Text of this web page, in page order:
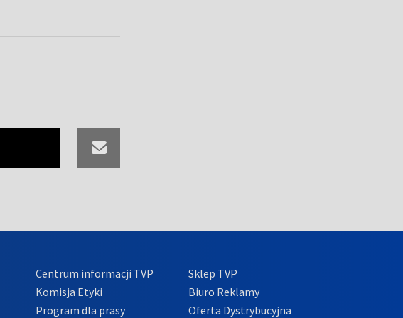
Centrum informacji TVP
Komisja Etyki
Program dla prasy
Sklep TVP
Biuro Reklamy
Oferta Dystrybucyjna